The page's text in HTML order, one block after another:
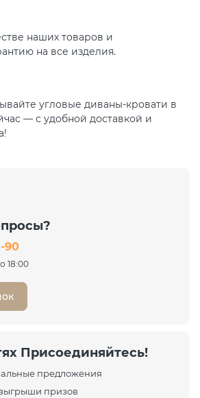
наших товаров и
на все изделия.
угловые диваны-кровати в
— с удобной доставкой и
90
18:00
Присоединяйтесь!
предложения
призов